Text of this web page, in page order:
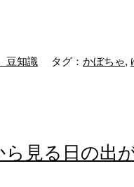
豆知識 タグ： かぼちゃ,
見る日の出